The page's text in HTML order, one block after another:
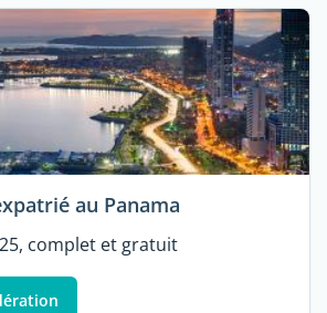
au Panama
complet et gratuit